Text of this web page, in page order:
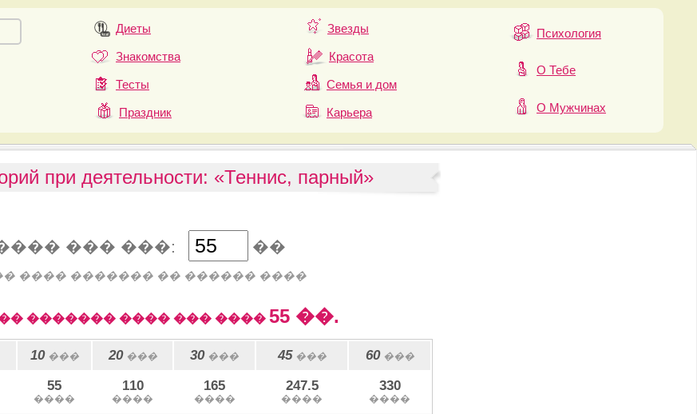
Диеты
Знакомства
Тесты
Праздник
Звезды
Красота
Семья и дом
Карьера
Психология
О Тебе
О Мужчинах
при деятельности: «Теннис, парный»
��� ���: ��
���� ������� �� ������ ����
������� ���� ��� ���� 55��.
10��� 20��� 30��� 45��� 60���
55
����
110
����
165
����
247.5
����
330
����